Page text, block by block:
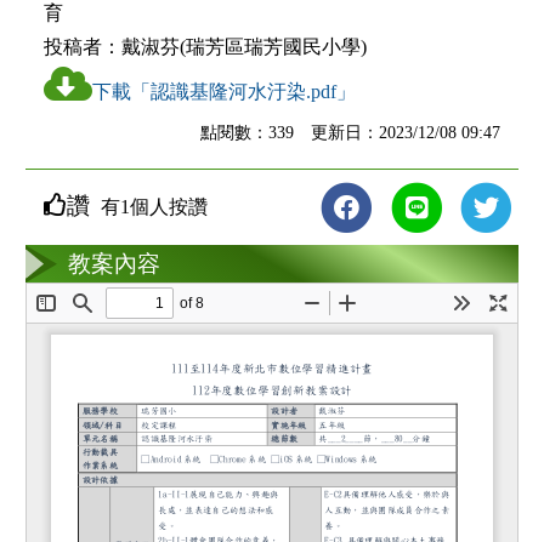
育
投稿者： 戴淑芬(瑞芳區瑞芳國民小學)
下載「認識基隆河水汙染.pdf」
點閱數：339 更新日：2023/12/08 09:47
教案互動
讚 有1個人按讚
教案內容